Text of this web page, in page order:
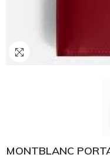
MONTBLANC